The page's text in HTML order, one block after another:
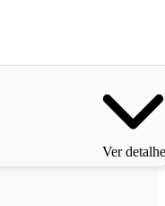
Ver